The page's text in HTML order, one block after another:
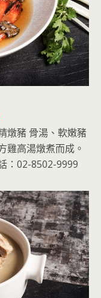
燉豬 骨湯、軟嫩豬
雞高湯燉煮而成。
：02-8502-9999